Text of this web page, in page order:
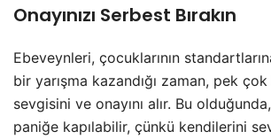
Onayınızı Serbest Bırakın
Ebeveynleri, çocuklarının
bir yarışma kazandığı zaman, pek
sevgisini ve onayını alır. Bu
paniğe kapılabilir, çünkü kendilerini